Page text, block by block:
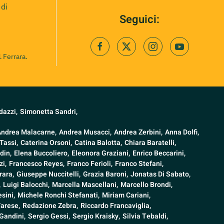
Ferrara.
Seguici:
Simonetta Sandri,
Malacarne, Andrea Musacci, Andrea Zerbini, Anna Dolfi,
Caterina Orsoni, Catina Balotta, Chiara Baratelli,
Elena Buccoliero, Eleonora Graziani, Enrico Beccarini,
Francesco Reyes, Franco Ferioli, Franco Stefani,
Giuseppe Nuccitelli, Grazia Baroni, Jonatas Di Sabato,
Luigi Balocchi, Marcella Mascellani, Marcello Brondi,
Michele Ronchi Stefanati, Miriam Cariani,
Redazione Zebra, Riccardo Francaviglia,
Sergio Gessi, Sergio Kraisky, Silvia Tebaldi,